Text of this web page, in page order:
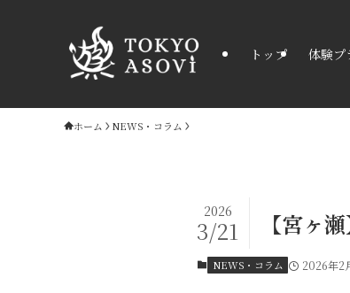
トップ 体験プ
ホーム NEWS・コラム
【宮ヶ
2026
3/21
NEWS・コラム 2026年2